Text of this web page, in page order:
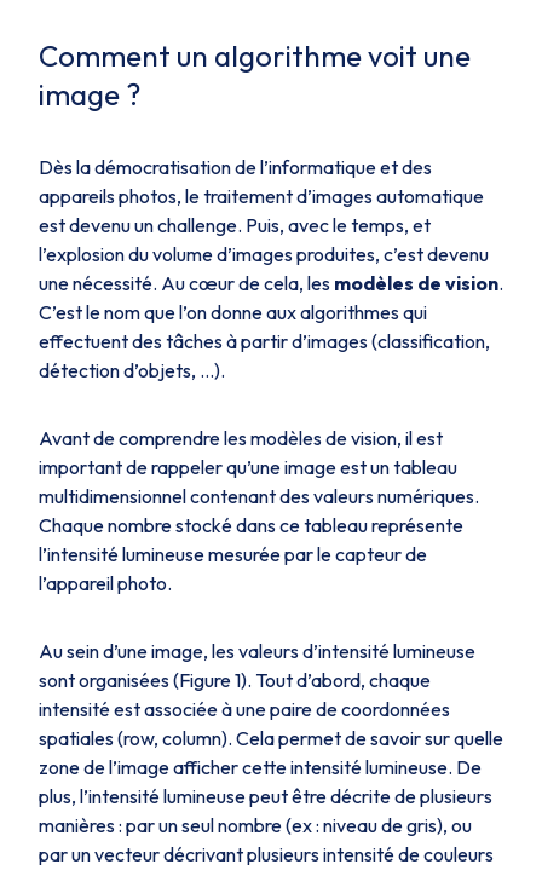
Comment un algorithme voit une
image ?
Dès la démocratisation de l’informatique et des
appareils photos, le traitement d’images automatique
est devenu un challenge. Puis, avec le temps, et
l’explosion du volume d’images produites, c’est devenu
une nécessité. Au cœur de cela, les modèles de vision.
C’est le nom que l’on donne aux algorithmes qui
effectuent des tâches à partir d’images (classification,
détection d’objets, …).
Avant de comprendre les modèles de vision, il est
important de rappeler qu’une image est un tableau
multidimensionnel contenant des valeurs numériques.
Chaque nombre stocké dans ce tableau représente
l’intensité lumineuse mesurée par le capteur de
l’appareil photo.
Au sein d’une image, les valeurs d’intensité lumineuse
sont organisées (Figure 1). Tout d’abord, chaque
intensité est associée à une paire de coordonnées
spatiales (row, column). Cela permet de savoir sur quelle
zone de l’image afficher cette intensité lumineuse. De
plus, l’intensité lumineuse peut être décrite de plusieurs
manières : par un seul nombre (ex : niveau de gris), ou
par un vecteur décrivant plusieurs intensité de couleurs